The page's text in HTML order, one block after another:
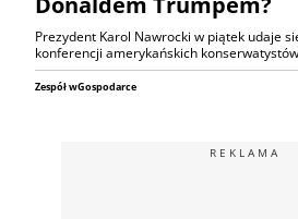
Prezydent Karol Nawrocki w piątek udaje
konferencji amerykańskich konserwatystów
Zespół wGospodarce
REKLAMA